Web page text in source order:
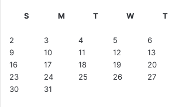
S M T W T
2
3 4 5 6
9
10 11 12 13
16
17 18 19 20
23
24 25 26 27
30
31